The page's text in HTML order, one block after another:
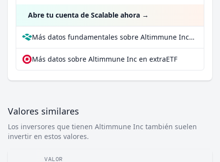
Abre tu cuenta de Scalable ahora →
Más datos fundamentales sobre Altimmune Inc en Parqet
Más datos sobre Altimmune Inc en extraETF
Valores similares
Los inversores que tienen Altimmune Inc también suelen
invertir en estos valores.
VALOR